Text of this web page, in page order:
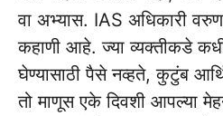
वा अभ्यास. IAS अधिकारी
कहाणी आहे. ज्या व्यक्तीकडे
घेण्यासाठी पैसे नव्हते, कुटुंब
तो माणूस एके दिवशी आपल्या